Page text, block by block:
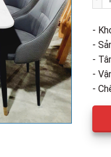
-
-
-
-
-